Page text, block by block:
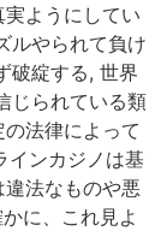
ようにしてい
ルやられて負け
破綻する, 世界
じられている類
法律によって
インカジノは基
法なものや悪
に、これ見よ